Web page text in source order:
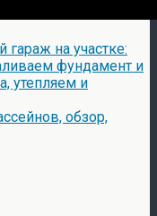
гараж на участке:
фундамент и
утепляем и
обзор,